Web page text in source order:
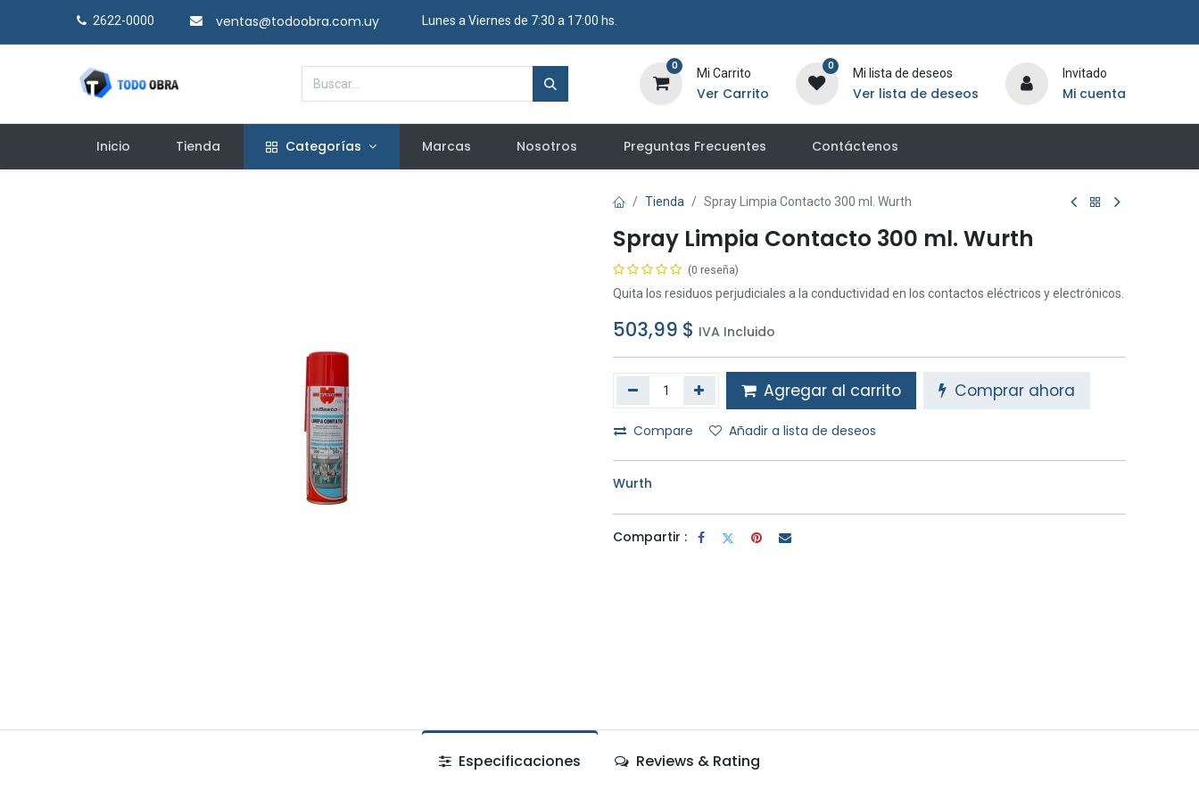
2622-0000​ ventas@todoobra.com.uy ​ Lunes a Viernes de 7:30 a 17:00 hs.
0
Mi Carrito
Ver Carrito
0
Mi lista de deseos
Ver lista de deseos
Invitado
Mi cuenta
Inicio Tienda Categorías Marcas Nosotros Preguntas Frecuentes Contáctenos
Tienda Spray Limpia Contacto 300 ml. Wurth
Spray Limpia Contacto 300 ml. Wurth
(0 reseña)
Quita los residuos perjudiciales a la conductividad en los contactos eléctricos y electrónicos.
503,99 $ IVA Incluido
Agregar al carrito Comprar ahora
Compare Añadir a lista de deseos
Wurth
Compartir :
Especificaciones Reviews & Rating